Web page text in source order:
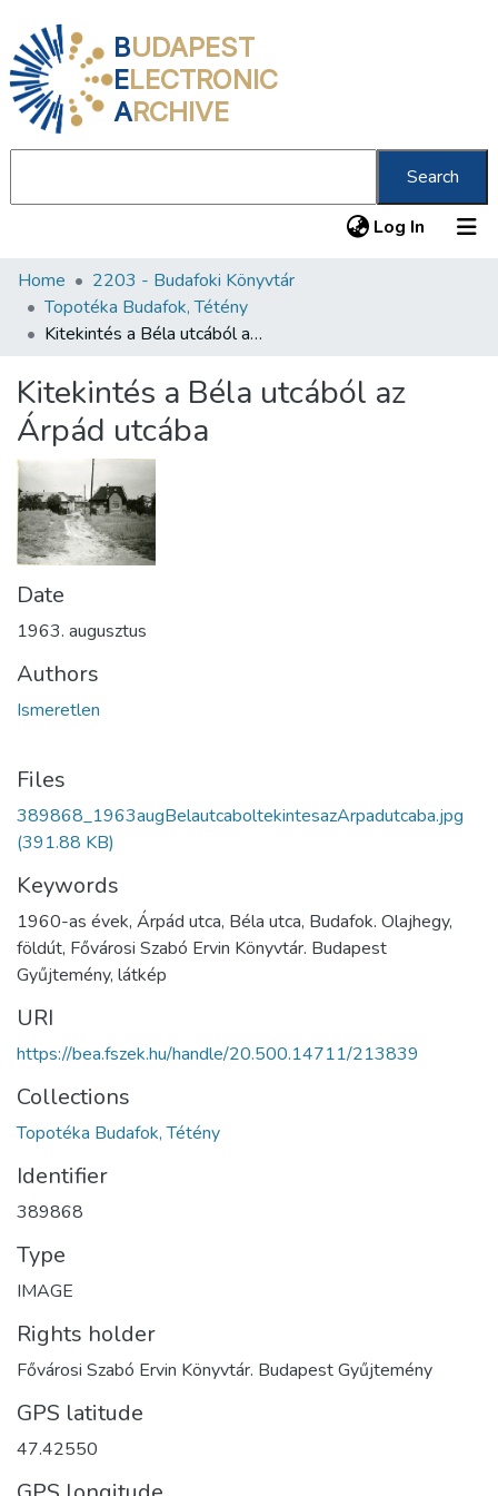
BUDAPEST
ELECTRONIC
ARCHIVE
Search
Log In (current)
Communities & Collections
All of DSpace
About us
Home
2203 - Budafoki Könyvtár
Topotéka Budafok, Tétény
Kitekintés a Béla utcából az Árpád utcába
Kitekintés a Béla utcából az
Árpád utcába
Date
1963. augusztus
Authors
Ismeretlen
Files
389868_1963augBelautcaboltekintesazArpadutcaba.jpg
(391.88 KB)
Keywords
1960-as évek, Árpád utca, Béla utca, Budafok. Olajhegy,
földút, Fővárosi Szabó Ervin Könyvtár. Budapest
Gyűjtemény, látkép
URI
https://bea.fszek.hu/handle/20.500.14711/213839
Collections
Topotéka Budafok, Tétény
Identifier
389868
Type
IMAGE
Rights holder
Fővárosi Szabó Ervin Könyvtár. Budapest Gyűjtemény
GPS latitude